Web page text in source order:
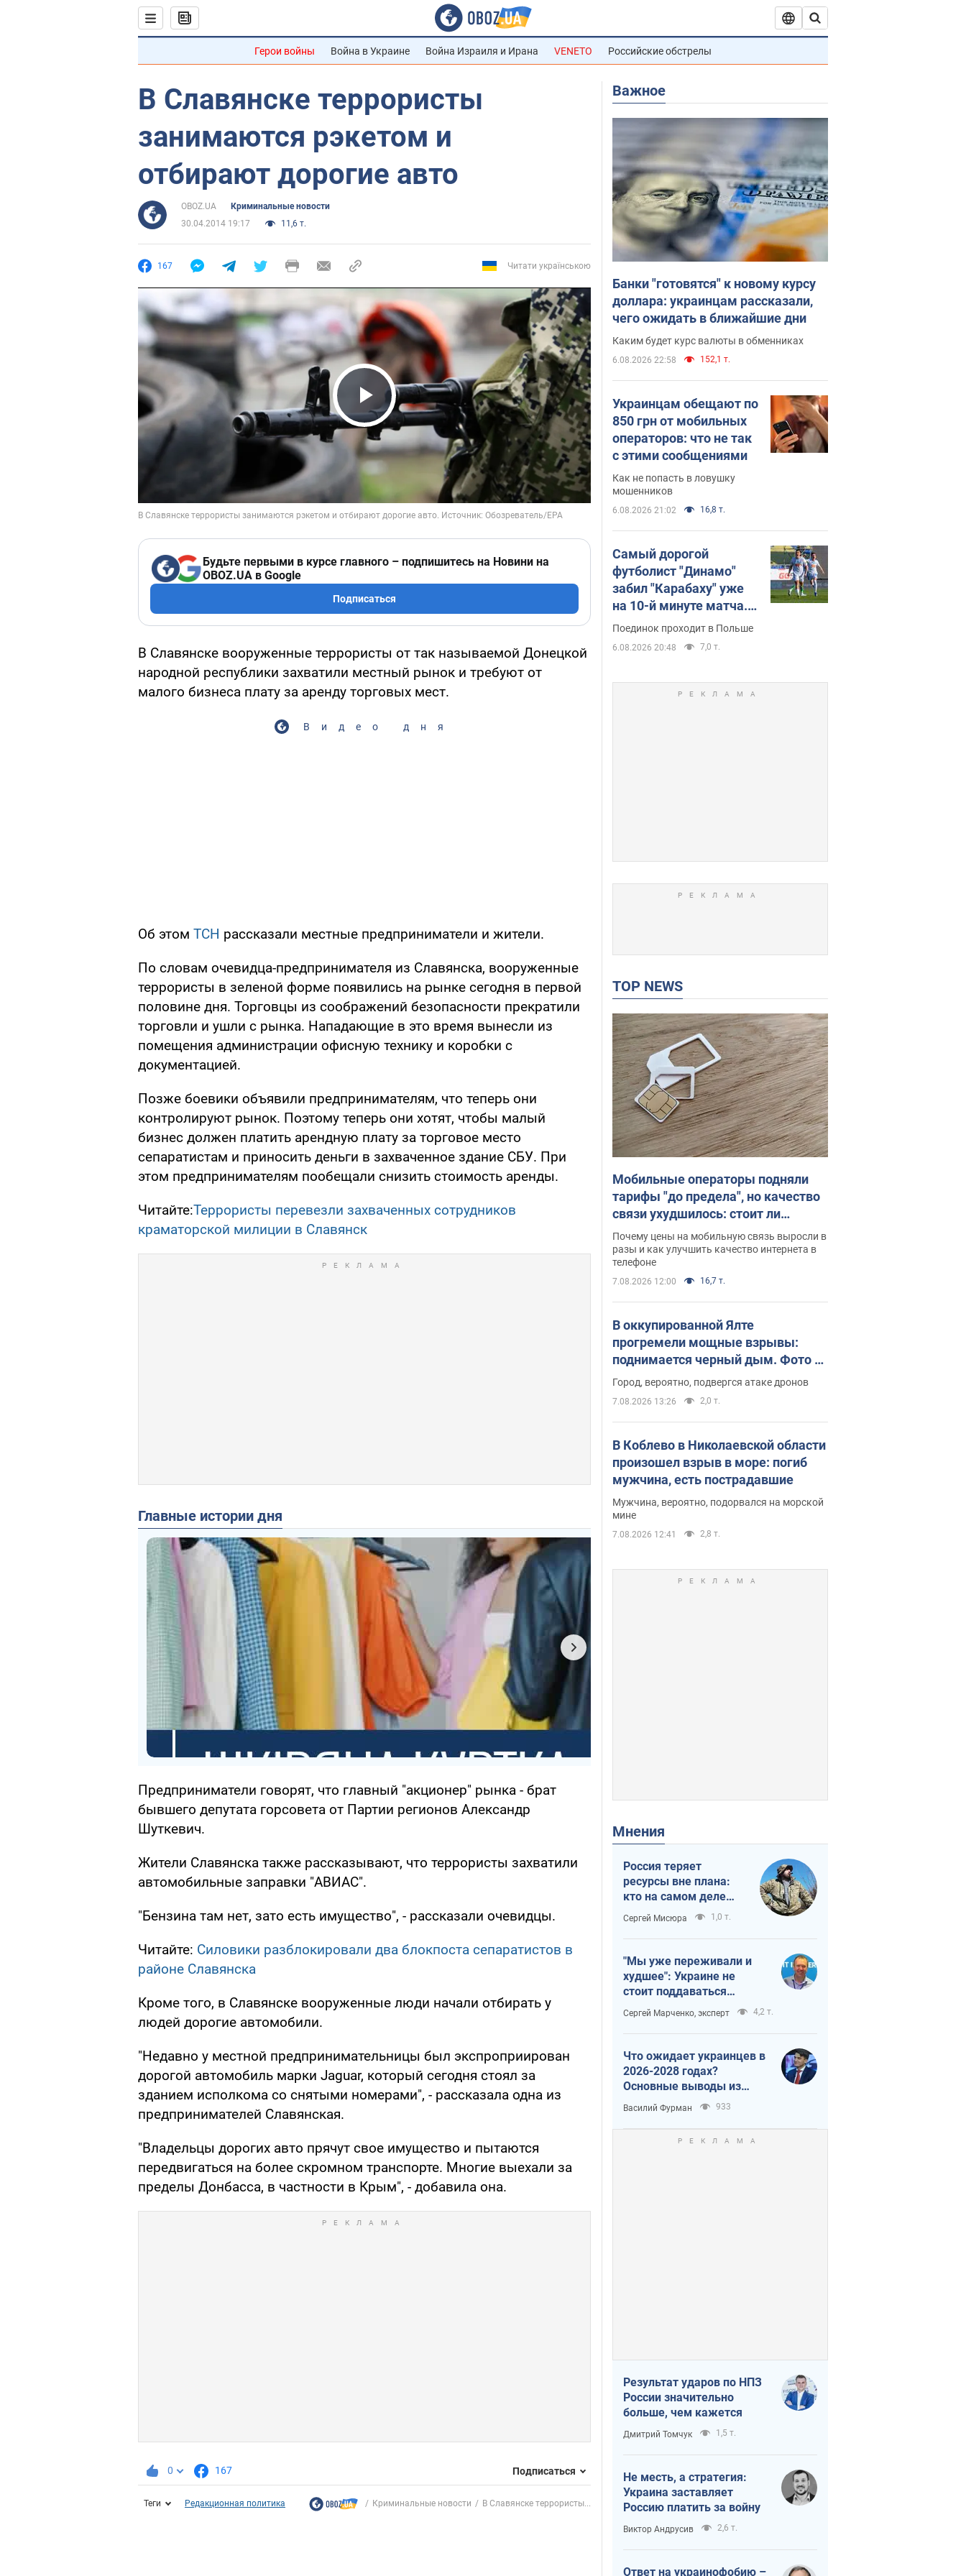
Герои войны Война в Украине Война Израиля и Ирана VENETO Российские обстрелы
В Славянске террористы
занимаются рэкетом и
отбирают дорогие авто
OBOZ.UA
Криминальные новости
30.04.2014 19:17
11,6 т.
167 Читати українською
Play Video
Будьте первыми в курсе главного – подпишитесь на Новини на
OBOZ.UA в Google
Подписаться
В Славянске вооруженные террористы от так называемой Донецкой
народной республики захватили местный рынок и требуют от
малого бизнеса плату за аренду торговых мест.
Видео дня
Об этом ТСН рассказали местные предприниматели и жители.
По словам очевидца-предпринимателя из Славянска, вооруженные
террористы в зеленой форме появились на рынке сегодня в первой
половине дня. Торговцы из соображений безопасности прекратили
торговли и ушли с рынка. Нападающие в это время вынесли из
помещения администрации офисную технику и коробки с
документацией.
Позже боевики объявили предпринимателям, что теперь они
контролируют рынок. Поэтому теперь они хотят, чтобы малый
бизнес должен платить арендную плату за торговое место
сепаратистам и приносить деньги в захваченное здание СБУ. При
этом предпринимателям пообещали снизить стоимость аренды.
Читайте:Террористы перевезли захваченных сотрудников
краматорской милиции в Славянск
Главные истории дня
Предприниматели говорят, что главный "акционер" рынка - брат
бывшего депутата горсовета от Партии регионов Александр
Шуткевич.
Жители Славянска также рассказывают, что террористы захватили
автомобильные заправки "АВИАС".
"Бензина там нет, зато есть имущество", - рассказали очевидцы.
Читайте: Силовики разблокировали два блокпоста сепаратистов в
районе Славянска
Кроме того, в Славянске вооруженные люди начали отбирать у
людей дорогие автомобили.
"Недавно у местной предпринимательницы был экспроприирован
дорогой автомобиль марки Jaguar, который сегодня стоял за
зданием исполкома со снятыми номерами", - рассказала одна из
предпринимателей Славянская.
"Владельцы дорогих авто прячут свое имущество и пытаются
передвигаться на более скромном транспорте. Многие выехали за
пределы Донбасса, в частности в Крым", - добавила она.
0 167 Подписаться
Теги Редакционная политика Криминальные новости В Славянске террористы...
Важное
Банки "готовятся" к новому курсу
доллара: украинцам рассказали,
чего ожидать в ближайшие дни
Каким будет курс валюты в обменниках
6.08.2026 22:58 152,1 т.
Украинцам обещают по
850 грн от мобильных
операторов: что не так
с этими сообщениями
Как не попасть в ловушку
мошенников
6.08.2026 21:02 16,8 т.
Самый дорогой
футболист "Динамо"
забил "Карабаху" уже
на 10-й минуте матча.
Видео
Поединок проходит в Польше
6.08.2026 20:48 7,0 т.
TOP NEWS
Мобильные операторы подняли
тарифы "до предела", но качество
связи ухудшилось: стоит ли
жаловаться на цены
Почему цены на мобильную связь выросли в
разы и как улучшить качество интернета в
телефоне
7.08.2026 12:00 16,7 т.
В оккупированной Ялте
прогремели мощные взрывы:
поднимается черный дым. Фото и
видео
Город, вероятно, подвергся атаке дронов
7.08.2026 13:26 2,0 т.
В Коблево в Николаевской области
произошел взрыв в море: погиб
мужчина, есть пострадавшие
Мужчина, вероятно, подорвался на морской
мине
7.08.2026 12:41 2,8 т.
Мнения
Россия теряет
ресурсы вне плана:
кто на самом деле
диктует темп войны
Сергей Мисюра 1,0 т.
"Мы уже переживали и
худшее": Украине не
стоит поддаваться
отчаянию из-за
ракетного террора
Сергей Марченко, эксперт 4,2 т.
Что ожидает украинцев в
2026-2028 годах?
Основные выводы из
новых прогнозов от НБУ
Василий Фурман 933
Результат ударов по НПЗ
России значительно
больше, чем кажется
Дмитрий Томчук 1,5 т.
Не месть, а стратегия:
Украина заставляет
Россию платить за войну
Виктор Андрусив 2,6 т.
Ответ на украинофобию –